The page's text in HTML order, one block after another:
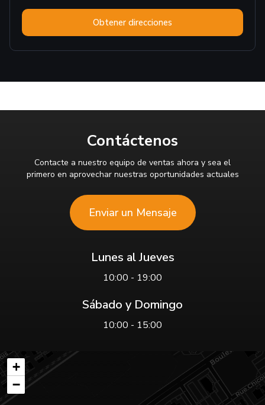
Obtener direcciones
Contáctenos
Contacte a nuestro equipo de ventas ahora y sea el
primero en aprovechar nuestras oportunidades actuales
Enviar un Mensaje
Lunes al Jueves
10:00 - 19:00
Sábado y Domingo
10:00 - 15:00
+
−